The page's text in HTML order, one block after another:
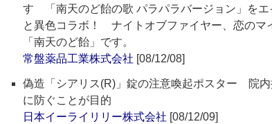
す 「南天のど飴の歌 パラパラバージョン」をエ
と異色コラボ！ ナイトオブファイヤー、恋のマ
「南天のど飴」です。
常盤薬品工業株式会社 [08/12/08]
偽造「シアリス(R)」錠の注意喚起ポスター 院
に防ぐことが目的
日本イーライリリー株式会社 [08/12/09]